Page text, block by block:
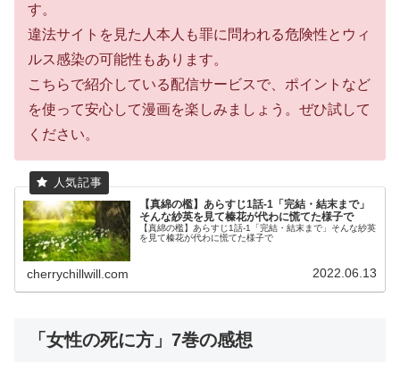
す。
違法サイトを見た人本人も罪に問われる危険性とウィ
ルス感染の可能性もあります。
こちらで紹介している配信サービスで、ポイントなど
を使って安心して漫画を楽しみましょう。ぜひ試して
ください。
【真綿の檻】あらすじ1話-1「完結・結末まで」
そんな紗英を見て榛花が代わに慌てた様子で
【真綿の檻】あらすじ1話-1「完結・結末まで」そんな紗英
を見て榛花が代わに慌てた様子で
cherrychillwill.com 2022.06.13
「女性の死に方」7巻の感想